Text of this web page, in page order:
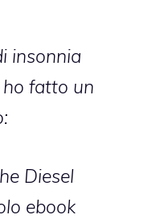
insonnia
fatto un
Diesel
ebook